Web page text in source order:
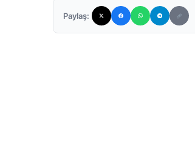
Paylaş: